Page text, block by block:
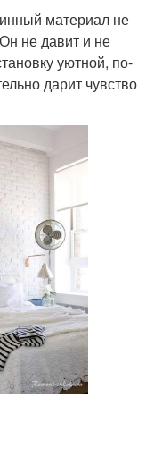
материал не
не давит и не
уютной, по-
дарит чувство